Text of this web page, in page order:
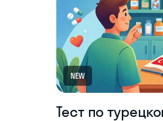
NEW
Тест по